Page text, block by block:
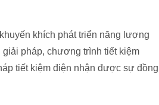
khích phát triển năng lượng
pháp, chương trình tiết kiệm
tiết kiệm điện nhận được sự đồng